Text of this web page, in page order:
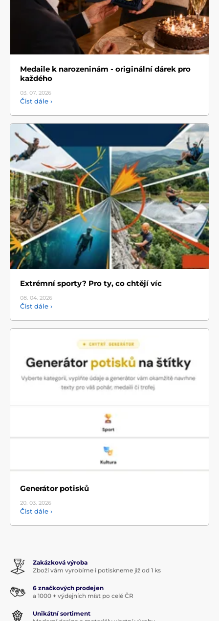
Medaile k narozeninám - originální dárek pro
každého
03. 07. 2026
Číst dále ›
Extrémní sporty? Pro ty, co chtějí víc
08. 04. 2026
Číst dále ›
Generátor potisků
20. 03. 2026
Číst dále ›
Zakázková výroba
Zboží vám vyrobíme i potiskneme již od 1 ks
6 značkových prodejen
a 1000 + výdejních míst po celé ČR
Unikátní sortiment